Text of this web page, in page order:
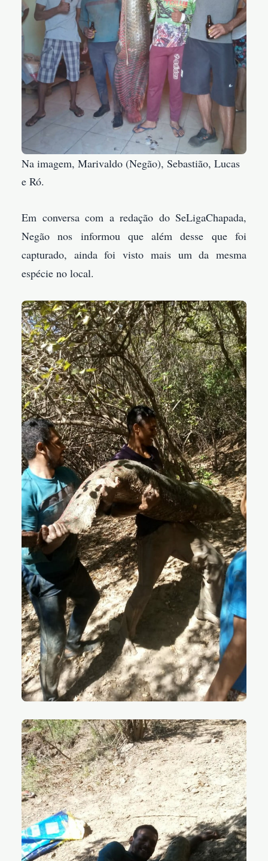
Na imagem, Marivaldo (Negão), Sebastião, Lucas
e Ró.
Em conversa com a redação do SeLigaChapada,
Negão nos informou que além desse que foi
capturado, ainda foi visto mais um da mesma
espécie no local.